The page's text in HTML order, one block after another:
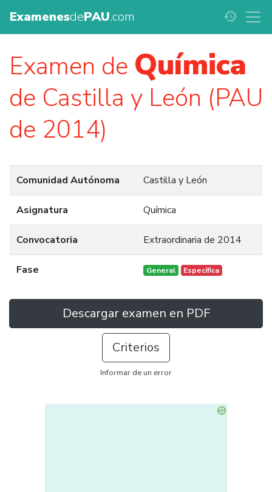
ExamenesdePAU.com history
Examen de Química
de Castilla y León (PAU
de 2014)
Comunidad Autónoma Castilla y León
Asignatura Química
Convocatoria Extraordinaria de 2014
Fase General Específica
Descargar examen en PDF
Criterios
Informar de un error